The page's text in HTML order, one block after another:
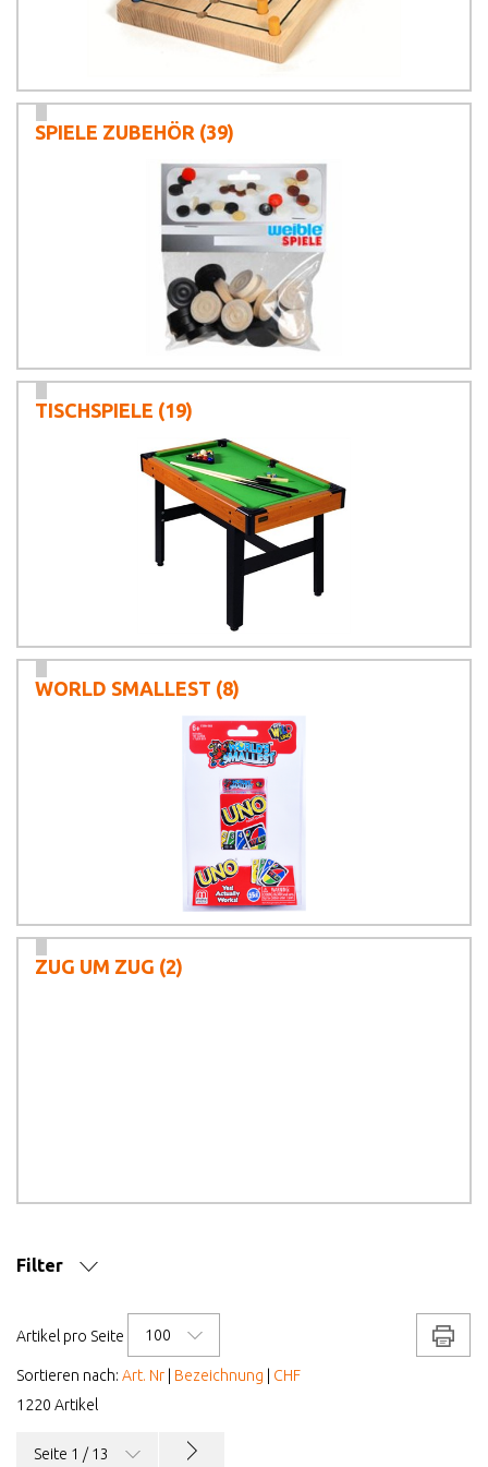
SPIELE ZUBEHÖR (39)
TISCHSPIELE (19)
WORLD SMALLEST (8)
ZUG UM ZUG (2)
Filter
ANZAHL SPIELER
Artikel pro Seite 100
Sortieren nach: Art. Nr Bezeichnung
CHF
1220 Artikel
Seite 1 / 13